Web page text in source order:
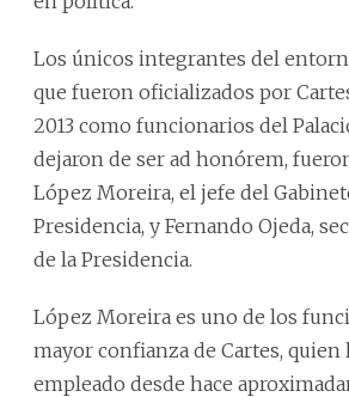
Los únicos integrantes del
que fueron oficializados por
2013 como funcionarios del
dejaron de ser ad honórem,
López Moreira, el jefe del
Presidencia, y Fernando Ojeda,
de la Presidencia.
López Moreira es uno de los
mayor confianza de Cartes,
empleado desde hace